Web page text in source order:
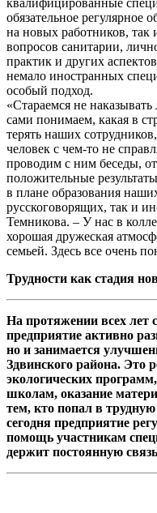
обязательное регулярное
на новых работников, так
вопросов санитарии,
практик и других
немало иностранных
особый подход.
«Стараемся не
сами понимаем, какая в
терять наших
человек с чем-то не
проводим с ним беседы,
положительные
в плане образования
русскоговорящих, так и
Темникова. – У нас в
хорошая дружеская
семьей. Здесь все очень
Трудности как стадия
На протяжении всех лет
предприятие активно
но и занимается
Здвинского района. Это
экологических
школам, оказание
тем, кто попал в
сегодня предприятие
помощь участникам
держит постоянную